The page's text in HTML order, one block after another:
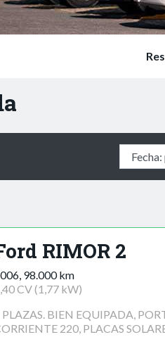
RIMOR 2
98.000 km
CV (1,77 kW)
PLAZAS. BIEN EQUIPADA,
220, PLACAS